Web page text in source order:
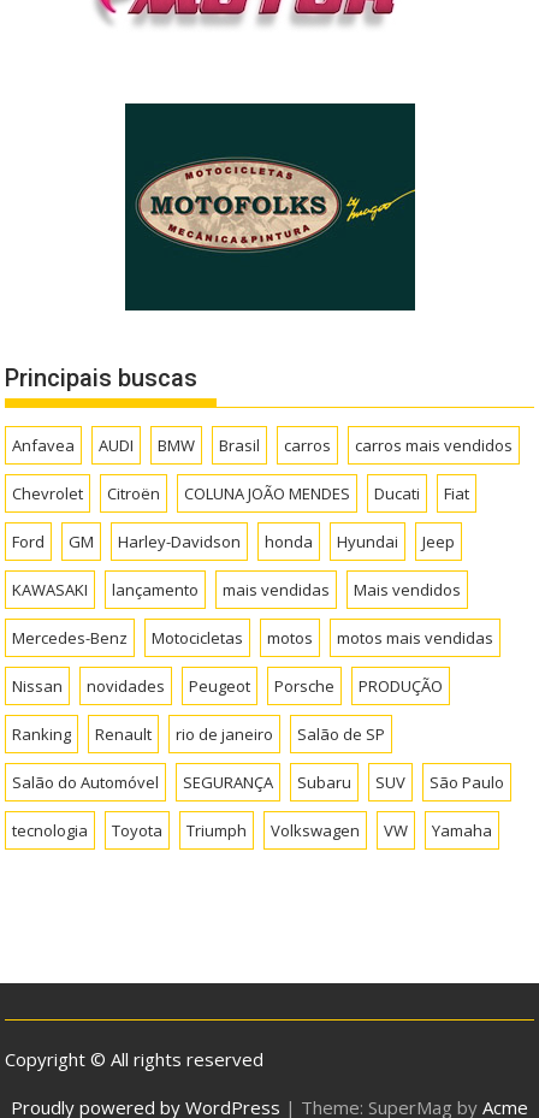
Principais buscas
Anfavea AUDI BMW Brasil carros carros mais vendidos
Chevrolet Citroën COLUNA JOÃO MENDES Ducati Fiat
Ford GM Harley-Davidson honda Hyundai Jeep
KAWASAKI lançamento mais vendidas Mais vendidos
Mercedes-Benz Motocicletas motos motos mais vendidas
Nissan novidades Peugeot Porsche PRODUÇÃO
Ranking Renault rio de janeiro Salão de SP
Salão do Automóvel SEGURANÇA Subaru SUV São Paulo
tecnologia Toyota Triumph Volkswagen VW Yamaha
Copyright © All rights reserved
Proudly powered by WordPress | Theme: SuperMag by Acme